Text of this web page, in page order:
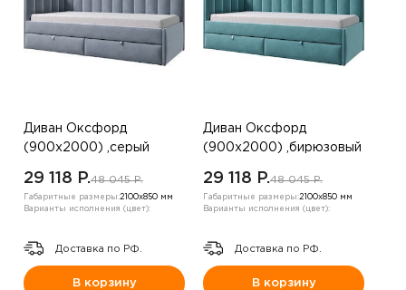
Диван Оксфорд
(900х2000) ,серый
29 118 P.48 045 P.
Габаритные размеры:2100х850 мм
Варианты исполнения (цвет):
Доставка по РФ.
В корзину
Диван Оксфорд
(900х2000) ,бирюзовый
29 118 P.48 045 P.
Габаритные размеры:2100х850 мм
Варианты исполнения (цвет):
Доставка по РФ.
В корзину